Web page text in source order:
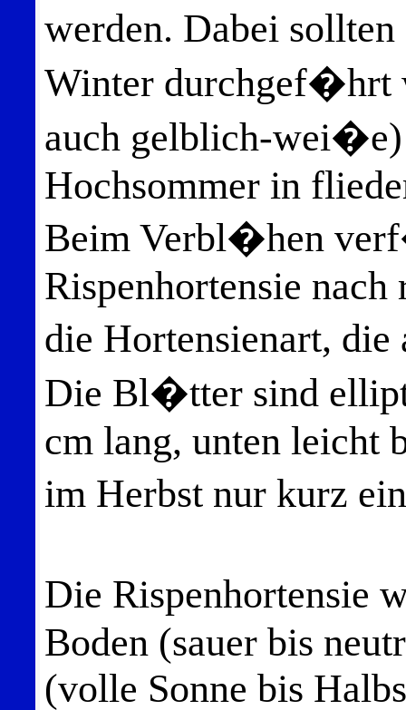
werden. Dabei
Winter
auch gelblich-
Hochsommer in
Beim Verbl�hen
Rispenhortensie
die Hortensienart,
Die Bl�tter sind
cm lang, unten leicht
im Herbst nur kurz
Die Rispenhortensie
Boden (sauer bis
(volle Sonne bis